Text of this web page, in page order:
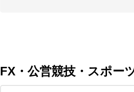
FX・公営競技・スポー